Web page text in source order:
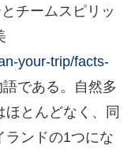
チームスピリッ
your-trip/facts-
語である。自然多
とんどなく、同
ランドの1つにな